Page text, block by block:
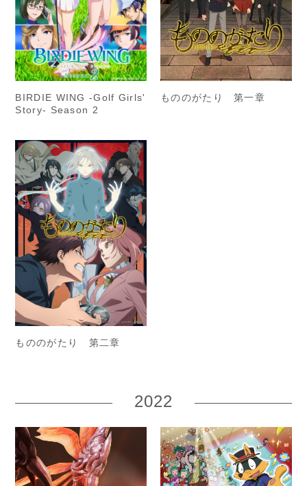
BIRDIE WING -Golf Girls'
Story- Season 2
もののがたり 第一章
もののがたり 第二章
2022